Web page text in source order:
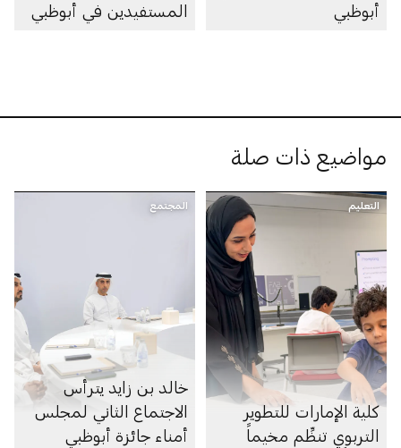
أبوظبي
المستفيدين في أبوظبي
مواضيع ذات صلة
التعليم
كلية الإمارات للتطوير
التربوي تنظِّم مخيماً
المجتمع
خالد بن زايد يترأس
الاجتماع الثاني لمجلس
أمناء جائزة أبوظبي